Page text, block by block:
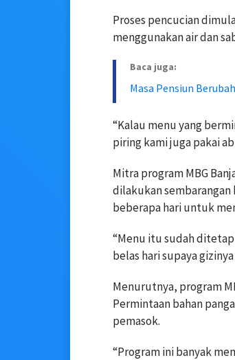
Proses pencucian
menggunakan air dan
Baca juga:
Masa Pensiun
“Kalau menu yang
piring kami juga pakai
Mitra program MBG
dilakukan
beberapa hari untuk
“Menu itu sudah
belas hari supaya
Menurutnya, program
Permintaan bahan
pemasok.
“Program ini banyak